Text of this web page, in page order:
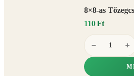
8×8-as
110 Ft
− +